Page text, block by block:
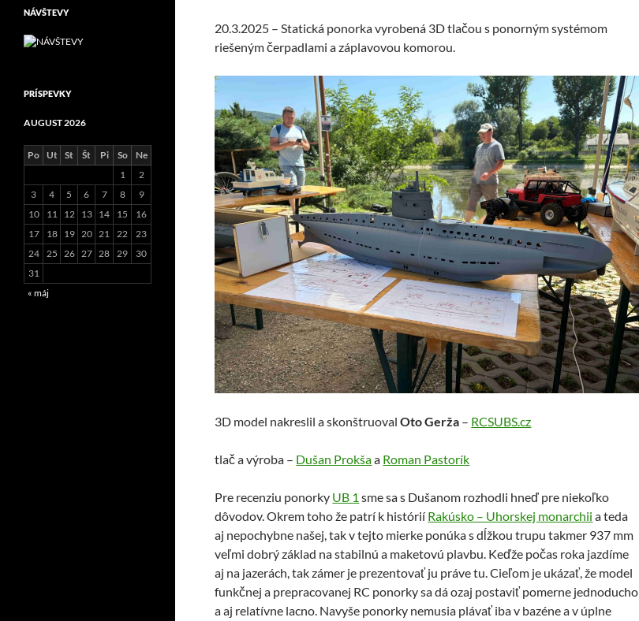
20.3.2025 – Statická ponorka vyrobená 3D tlačou s ponorným systémom
riešeným čerpadlami a záplavovou komorou.
3D model nakreslil a skonštruovalOto Gerža – RCSUBS.cz
tlač a výroba – Dušan Prokšaa Roman Pastorík
Pre recenziu ponorky UB 1 sme sa s Dušanom rozhodli hneď pre niekoľko
dôvodov. Okrem toho že patrí k histórií Rakúsko – Uhorskej monarchii a teda
aj nepochybne našej, tak v tejto mierke ponúka s dĺžkou trupu takmer 937 mm
veľmi dobrý základ na stabilnú a maketovú plavbu. Keďže počas roka jazdíme
aj na jazerách, tak zámer je prezentovať ju práve tu. Cieľom je ukázať, že model
funkčnej a prepracovanej RC ponorky sa dá ozaj postaviť pomerne jednoducho
a aj relatívne lacno. Navyše ponorky nemusia plávať iba v bazéne a v úplne
NÁVŠTEVY
PRÍSPEVKY
AUGUST 2026
Po Ut St Št Pi So
Ne
1
2
3
4 5 6 7 8
9
10
11 12 13 14 15
16
17
18 19 20 21 22
23
24
25 26 27 28 29
30
31
« máj